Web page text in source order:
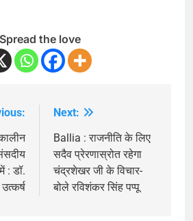
Spread the love
: डॉ.
उत्कर्ष
Next:
Ballia : राजनीति के लिए
सदैव प्रेरणास्रोत रहेगा
चंद्रशेखर जी के विचार-
बोले रविशंकर सिंह पप्पू